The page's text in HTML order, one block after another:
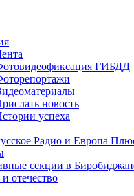
ГИБДД
новость
успеха
Радио и Европа
секции в
отечество